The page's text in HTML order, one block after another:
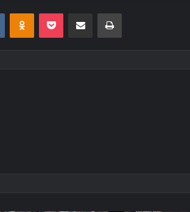
VKontakteOdnoklassniki
Pocket E-Posta ile paylaş Yazdır